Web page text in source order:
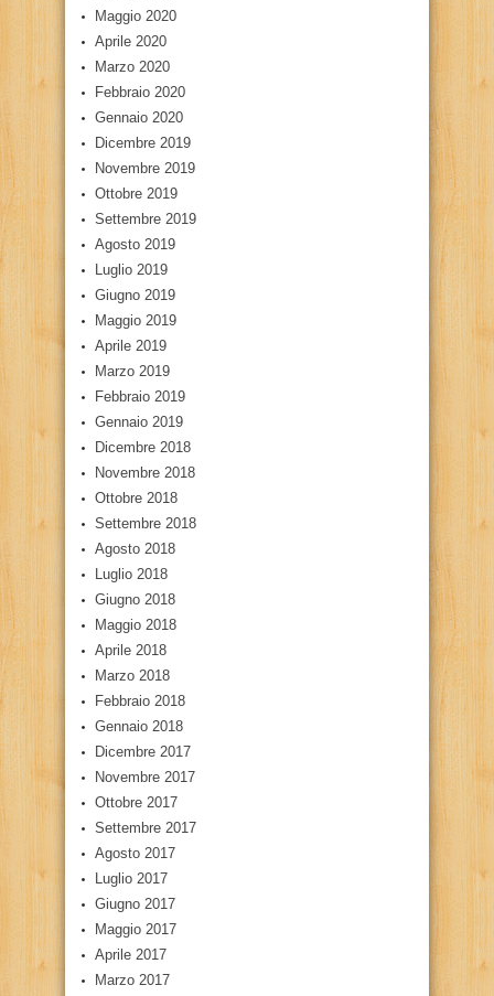
Maggio 2020
Aprile 2020
Marzo 2020
Febbraio 2020
Gennaio 2020
Dicembre 2019
Novembre 2019
Ottobre 2019
Settembre 2019
Agosto 2019
Luglio 2019
Giugno 2019
Maggio 2019
Aprile 2019
Marzo 2019
Febbraio 2019
Gennaio 2019
Dicembre 2018
Novembre 2018
Ottobre 2018
Settembre 2018
Agosto 2018
Luglio 2018
Giugno 2018
Maggio 2018
Aprile 2018
Marzo 2018
Febbraio 2018
Gennaio 2018
Dicembre 2017
Novembre 2017
Ottobre 2017
Settembre 2017
Agosto 2017
Luglio 2017
Giugno 2017
Maggio 2017
Aprile 2017
Marzo 2017